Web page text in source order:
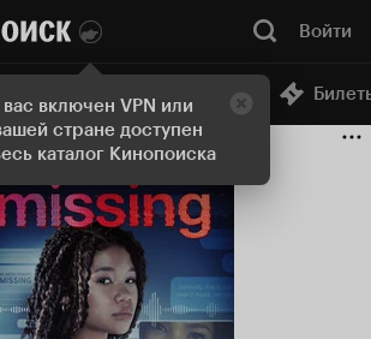
вас включен VPN или
стране доступен
каталог Кинопоиска
Войти
Онлайн-кинотеатр